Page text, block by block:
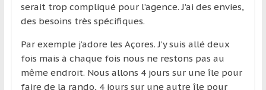
serait trop compliqué pour l’agence. J’ai des envies,
des besoins très spécifiques.
Par exemple j’adore les Açores. J’y suis allé deux
fois mais à chaque fois nous ne restons pas au
même endroit. Nous allons 4 jours sur une île pour
faire de la rando, 4 jours sur une autre île pour